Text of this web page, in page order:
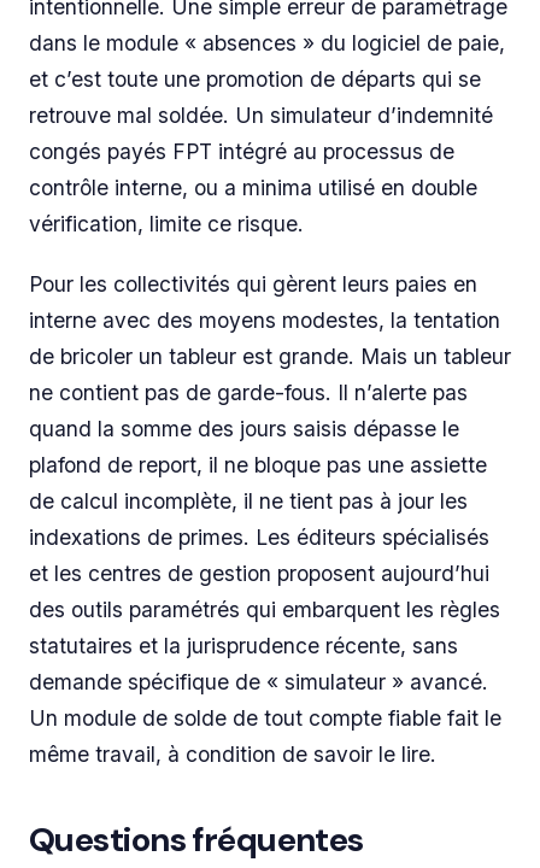
intentionnelle. Une simple erreur de paramétrage
dans le module « absences » du logiciel de paie,
et c’est toute une promotion de départs qui se
retrouve mal soldée. Un simulateur d’indemnité
congés payés FPT intégré au processus de
contrôle interne, ou a minima utilisé en double
vérification, limite ce risque.
Pour les collectivités qui gèrent leurs paies en
interne avec des moyens modestes, la tentation
de bricoler un tableur est grande. Mais un tableur
ne contient pas de garde-fous. Il n’alerte pas
quand la somme des jours saisis dépasse le
plafond de report, il ne bloque pas une assiette
de calcul incomplète, il ne tient pas à jour les
indexations de primes. Les éditeurs spécialisés
et les centres de gestion proposent aujourd’hui
des outils paramétrés qui embarquent les règles
statutaires et la jurisprudence récente, sans
demande spécifique de « simulateur » avancé.
Un module de solde de tout compte fiable fait le
même travail, à condition de savoir le lire.
Questions fréquentes